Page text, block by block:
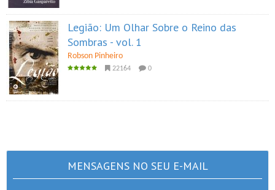
Legião: Um Olhar Sobre o Reino das
Sombras - vol. 1
Robson Pinheiro
22164 0
MENSAGENS NO SEU E-MAIL